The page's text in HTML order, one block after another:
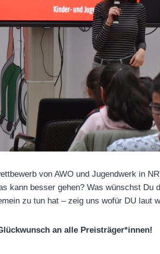
von AWO und Jugendwerk in
kann besser gehen? Was wünschst
zu tun hat – zeig uns wofür DU laut
an alle Preisträger*innen!